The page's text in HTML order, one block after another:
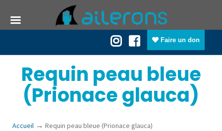
Faire un don
Requin peau bleue
(Prionace glauca)
Accueil → Requin peau bleue (Prionace glauca)